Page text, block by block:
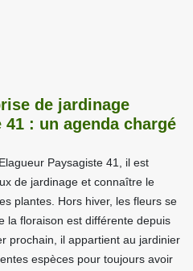
de jardinage
: un agenda chargé
Paysagiste 41, il est
de jardinage et connaître le
plantes. Hors hiver, les fleurs se
la floraison est différente depuis
prochain, il appartient au jardinier
espèces pour toujours avoir